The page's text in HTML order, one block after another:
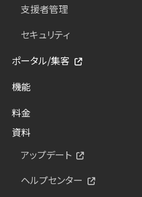
支援者管理
セキュリティ
ポータル/集客
機能
料金
資料
アップデート
ヘルプセンター